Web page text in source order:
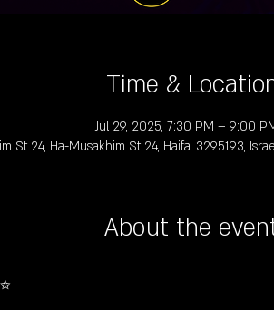
Time &
Jul 29, 2025, 7:30 PM – 9:00
St 24, Ha-Musakhim St 24, Haifa, 3295193,
About the